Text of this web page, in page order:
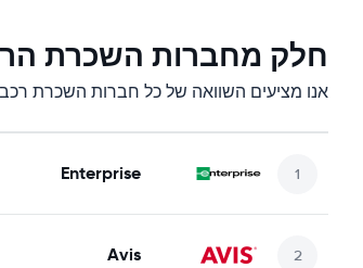
חלק מחברות השכרת
אנו מציעים השוואה של כל חברות השכרת
Enterprise
Avis